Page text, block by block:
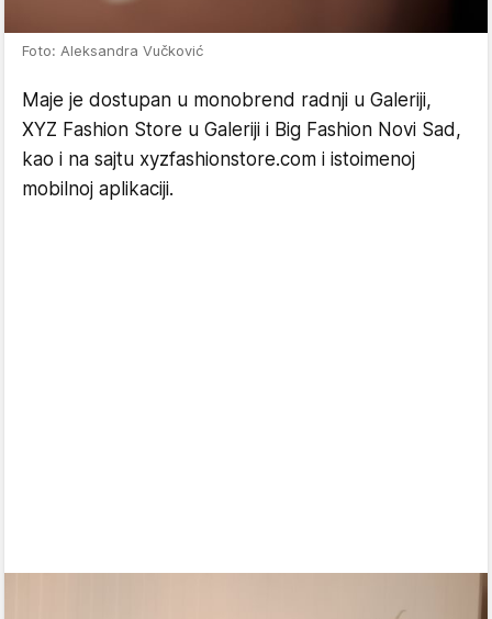
Foto: Aleksandra Vučković
Maje je dostupan u monobrend radnji u Galeriji,
XYZ Fashion Store u Galeriji i Big Fashion Novi Sad,
kao i na sajtu xyzfashionstore.com i istoimenoj
mobilnoj aplikaciji.